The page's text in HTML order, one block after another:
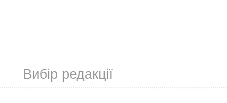
Вибір редакції